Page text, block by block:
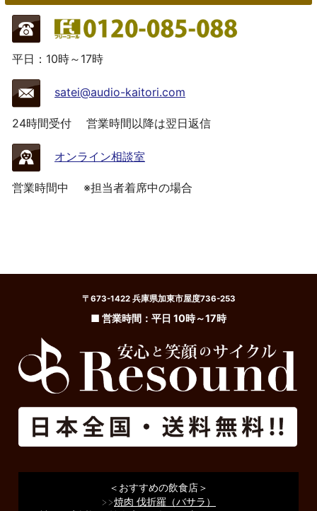
平日：10時～17時
satei@audio-kaitori.com
24時間受付 営業時間以降は翌日返信
オンライン相談室
営業時間中 ※担当者着席中の場合
〒673-1422 兵庫県加東市屋度736-253
■ 営業時間：平日 10時～17時
＜おすすめの飲食店＞
>>焼肉 伐折羅（バサラ）